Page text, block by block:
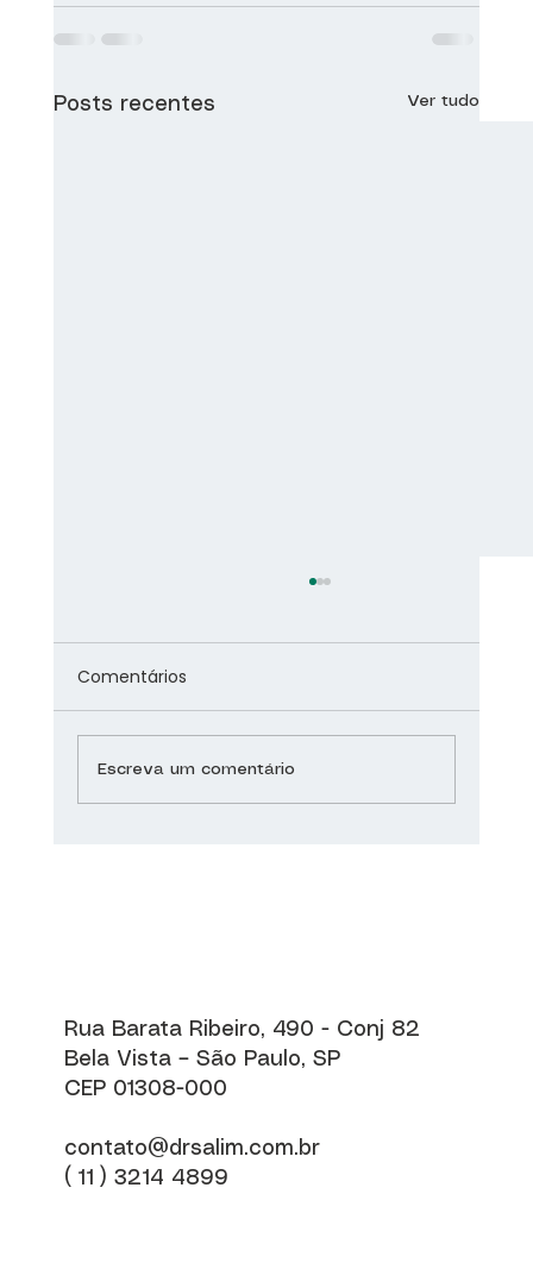
Rua Barata Ribeiro, 490 - Conj 82
Bela Vista – São Paulo, SP
CEP 01308-000
contato@drsalim.com.br
( 11 ) 3214 4899
Posts recentes Ver tudo
Comentários
Escreva um comentário